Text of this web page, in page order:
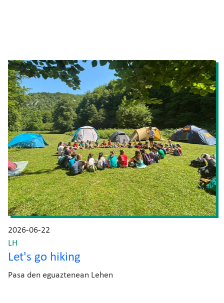
Irudia
2026-06-22
LH
Let's go hiking
Pasa den eguaztenean Lehen